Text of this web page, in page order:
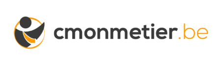
contenu